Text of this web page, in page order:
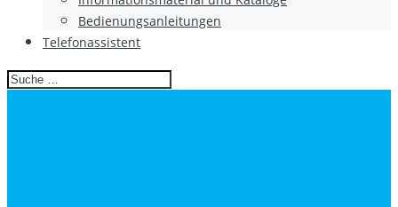
Bedienungsanleitungen
Telefonassistent
Search